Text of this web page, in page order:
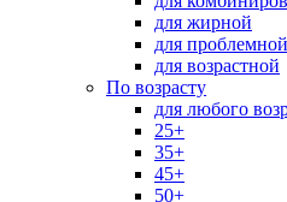
для жирной
для проблемной
для возрастной
По возрасту
для любого
25+
35+
45+
50+